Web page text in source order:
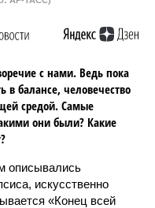
с нами. Ведь пока
в балансе, человечество
средой. Самые
они были? Какие
описывались
искусственно
«Конец всей